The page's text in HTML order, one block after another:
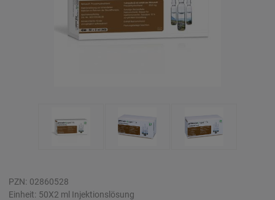
PZN: 02860528
Einheit: 50X2 ml Injektionslösung